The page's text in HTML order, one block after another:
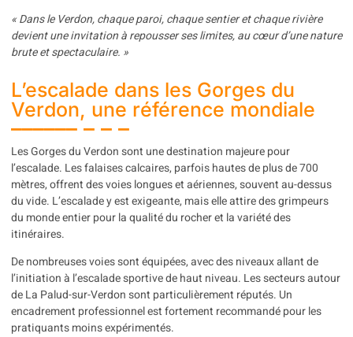
« Dans le Verdon, chaque paroi, chaque sentier et chaque rivière
devient une invitation à repousser ses limites, au cœur d’une nature
brute et spectaculaire. »
L’escalade dans les Gorges du
Verdon, une référence mondiale
Les Gorges du Verdon sont une destination majeure pour
l’escalade. Les falaises calcaires, parfois hautes de plus de 700
mètres, offrent des voies longues et aériennes, souvent au-dessus
du vide. L’escalade y est exigeante, mais elle attire des grimpeurs
du monde entier pour la qualité du rocher et la variété des
itinéraires.
De nombreuses voies sont équipées, avec des niveaux allant de
l’initiation à l’escalade sportive de haut niveau. Les secteurs autour
de La Palud-sur-Verdon sont particulièrement réputés. Un
encadrement professionnel est fortement recommandé pour les
pratiquants moins expérimentés.